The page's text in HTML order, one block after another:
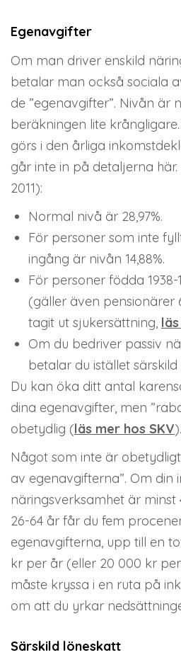
Egenavgifter
Om man driver enskild
betalar man också sociala
de ”egenavgifter”. Nivån är
beräkningen lite
görs i den årliga
går inte in på detaljerna
2011):
Normal nivå är 28,97%.
För personer som inte
ingång är nivån 14,88%.
För personer födda 1938-
(gäller även pensionärer
tagit ut sjukersättning,
Om du bedriver passiv
betalar du istället
Du kan öka ditt antal
dina egenavgifter, men
obetydlig (läs mer hos SKV).
Något som inte är
av egenavgifterna”. Om din
näringsverksamhet är
26-64 år får du fem
egenavgifterna, upp till en
kr per år (eller 20 000 kr
måste kryssa i en ruta på
om att du yrkar
Särskild löneskatt